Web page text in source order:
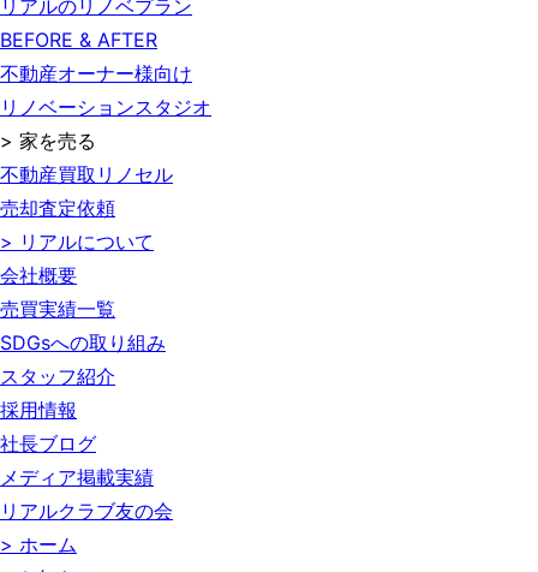
リアルのリノベプラン
BEFORE & AFTER
不動産オーナー様向け
リノベーションスタジオ
> 家を売る
不動産買取リノセル
売却査定依頼
> リアルについて
会社概要
売買実績一覧
SDGsへの取り組み
スタッフ紹介
採用情報
社長ブログ
メディア掲載実績
リアルクラブ友の会
> ホーム